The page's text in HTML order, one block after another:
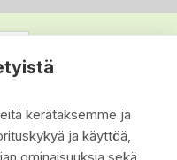
kerätäksemme ja
ja käyttöä,